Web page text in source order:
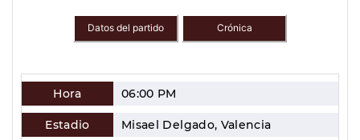
Datos del partido Crónica
Hora 06:00 PM
Estadio Misael Delgado, Valencia